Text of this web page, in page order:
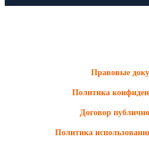
Правовые
Политика
Договор
Политика